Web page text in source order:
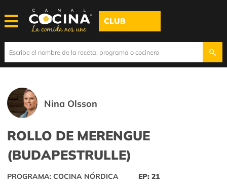
CLUB
Nina Olsson
ROLLO DE MERENGUE
(BUDAPESTRULLE)
PROGRAMA: COCINA NÓRDICA EP: 21